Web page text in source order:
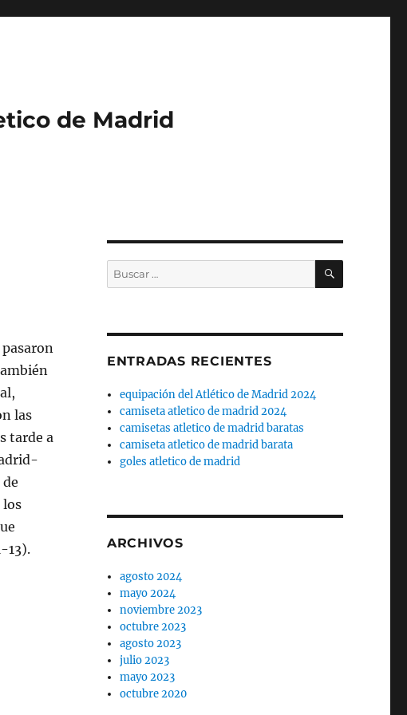
de Madrid
las
tarde a
los
13).
Buscar
por:
BUSCAR
ENTRADAS RECIENTES
equipación del Atlético de Madrid 2024
camiseta atletico de madrid 2024
camisetas atletico de madrid baratas
camiseta atletico de madrid barata
goles atletico de madrid
ARCHIVOS
agosto 2024
mayo 2024
noviembre 2023
octubre 2023
agosto 2023
julio 2023
mayo 2023
octubre 2020